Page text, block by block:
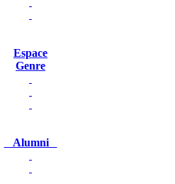
Espace
Genre
Alumni